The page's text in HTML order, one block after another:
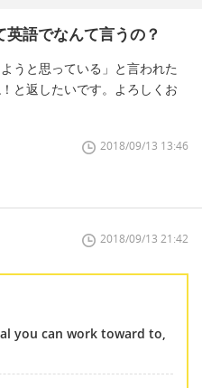
語でなんて言うの？
うと思っている」と言われた
と返したいです。よろしくお
2018/09/13 13:46
2018/09/13 21:42
you can work toward to,